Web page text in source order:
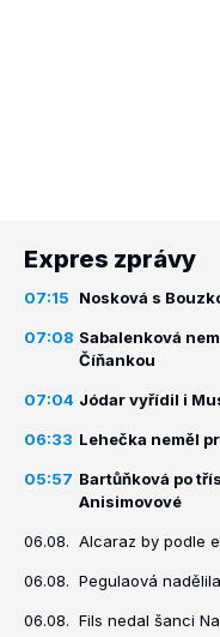
Expres zprávy
07:15 Nosková s
07:08 Sabalenková
Číňankou
07:04 Jódar vyřídil i
06:33 Lehečka neměl
05:57 Bartůňková po
Anisimovové
06.08. Alcaraz by podle
06.08. Pegulaová
06.08. Fils nedal šanci